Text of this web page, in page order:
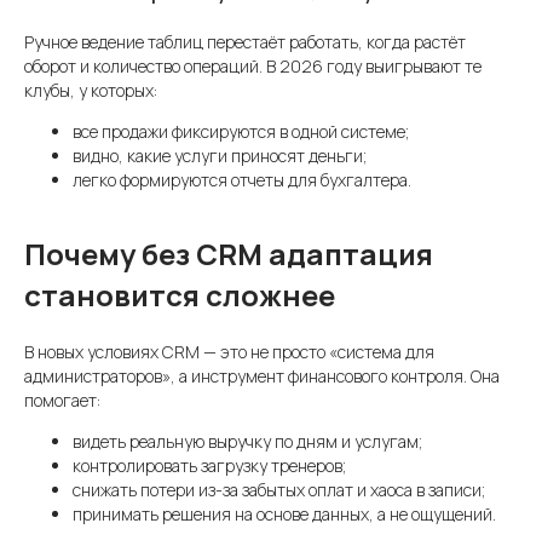
Ручное ведение таблиц перестаёт работать, когда растёт
оборот и количество операций. В 2026 году выигрывают те
клубы, у которых:
все продажи фиксируются в одной системе;
видно, какие услуги приносят деньги;
легко формируются отчеты для бухгалтера.
Почему без CRM адаптация
становится сложнее
В новых условиях CRM — это не просто «система для
администраторов», а инструмент финансового контроля. Она
помогает:
видеть реальную выручку по дням и услугам;
контролировать загрузку тренеров;
снижать потери из-за забытых оплат и хаоса в записи;
принимать решения на основе данных, а не ощущений.